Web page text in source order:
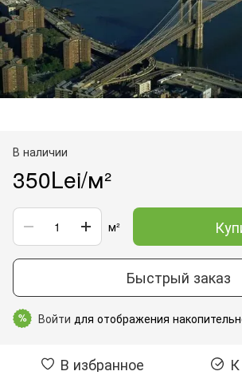
В наличии
350Lei/м²
м²
Быстрый заказ
% Войти для отображения
В избранное